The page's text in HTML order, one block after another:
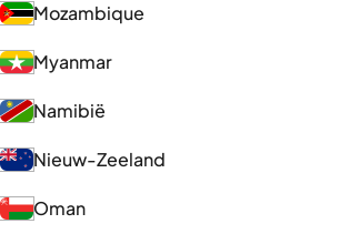
Mozambique
Myanmar
Namibië
Nieuw-Zeeland
Oman